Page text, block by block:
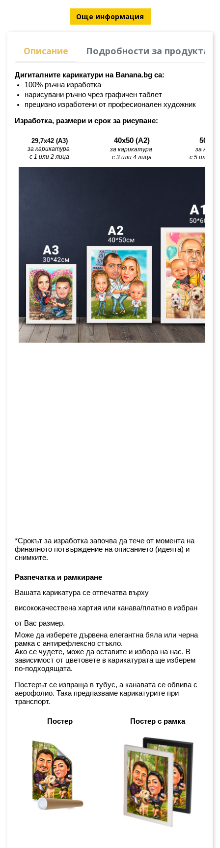
Още информация
Описание Подробности за продукта
Дигиталните карикатури на Banana.bg са:
100% ръчна изработка
нарисувани ръчно чрез графичен таблет
прецизно изработени от професионален художник
Изработка, размери и срок за рисуване:
29,7x42 (A3)
за карикатура
с 1 или 2 лица
40х50 (А2)
за карикатура
с 3 или 4 лица
за
с 5 или
*Срокът за изработка започва да тече от момента на
финалното потвърждение на описанието (идеята) и
снимките.
Разпечатка и рамкиране
Вашата карикатура се отпечатва върху
висококачествена хартия или канава/платно в избран
от Вас размер.
Може да изберете дървена елегантна бяла или черна
рамка с антирефлексно стъкло.
Ако се чудете, може да оставите и избора на нас. В
зависимост от цветовете в карикатурата ще изберем
по-подходящата.
Постерът се изпраща в тубус, а канавата се обвива с
аерофолио. Така предпазваме карикатурите при
транспорт.
Постер Постер с рамка